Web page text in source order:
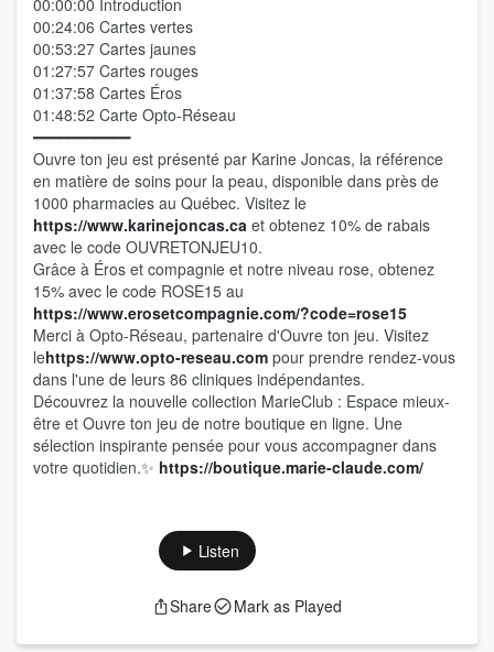
00:00:00 Introduction
00:24:06 Cartes vertes
00:53:27 Cartes jaunes
01:27:57 Cartes rouges
01:37:58 Cartes Éros
01:48:52 Carte Opto-Réseau
━━━━━━━━━━━
Ouvre ton jeu est présenté par Karine Joncas, la référence
en matière de soins pour la peau, disponible dans près de
1000 pharmacies au Québec. Visitez le
⁠⁠⁠⁠⁠⁠⁠⁠⁠⁠⁠⁠⁠⁠⁠⁠⁠⁠⁠⁠⁠https://www.karinejoncas.ca⁠⁠⁠⁠⁠⁠⁠⁠⁠⁠⁠⁠⁠⁠⁠⁠⁠⁠⁠⁠⁠ et obtenez 10% de rabais
avec le code OUVRETONJEU10.
Grâce à Éros et compagnie et notre niveau rose, obtenez
15% avec le code ROSE15 au
⁠⁠⁠⁠⁠⁠⁠⁠⁠⁠⁠⁠⁠⁠⁠⁠⁠⁠⁠⁠⁠https://www.erosetcompagnie.com/?code=rose15⁠⁠⁠⁠⁠⁠⁠⁠⁠⁠⁠⁠⁠⁠⁠⁠⁠⁠⁠⁠⁠
Merci à Opto-Réseau, partenaire d'Ouvre ton jeu. Visitez
le⁠⁠⁠⁠⁠⁠⁠⁠⁠⁠⁠⁠⁠⁠⁠⁠⁠⁠⁠⁠⁠https://www.opto-reseau.com⁠⁠⁠⁠⁠⁠⁠⁠⁠⁠⁠⁠⁠⁠⁠⁠⁠⁠⁠⁠⁠ pour prendre rendez-vous
dans l'une de leurs 86 cliniques indépendantes.
Découvrez la nouvelle collection MarieClub : Espace mieux-
être et Ouvre ton jeu de notre boutique en ligne. Une
sélection inspirante pensée pour vous accompagner dans
votre quotidien.✨ https://boutique.marie-claude.com/
Listen
Share Mark as Played